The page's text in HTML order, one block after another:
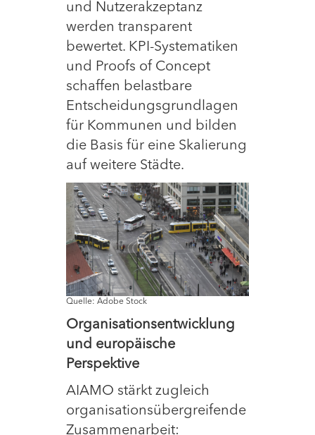
und Nutzerakzeptanz
werden transparent
bewertet. KPI-Systematiken
und Proofs of Concept
schaffen belastbare
Entscheidungsgrundlagen
für Kommunen und bilden
die Basis für eine Skalierung
auf weitere Städte.
Quelle: Adobe Stock
Organisationsentwicklung
und europäische
Perspektive
AIAMO stärkt zugleich
organisationsübergreifende
Zusammenarbeit: